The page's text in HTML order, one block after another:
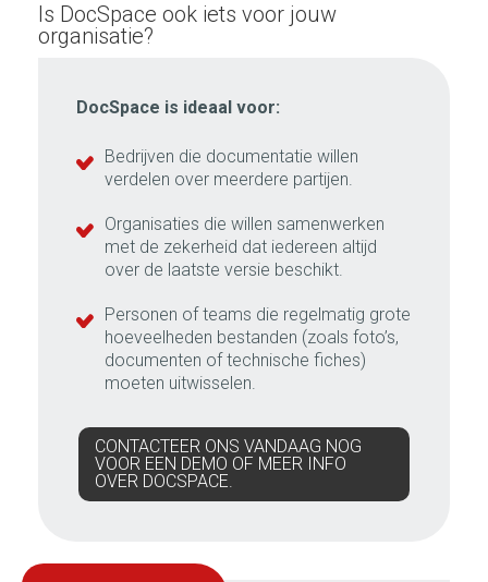
Is DocSpace ook iets voor jouw
organisatie?
DocSpace is ideaal voor:
Bedrijven die documentatie willen
verdelen over meerdere partijen.
Organisaties die willen samenwerken
met de zekerheid dat iedereen altijd
over de laatste versie beschikt.
Personen of teams die regelmatig grote
hoeveelheden bestanden (zoals foto’s,
documenten of technische fiches)
moeten uitwisselen.
CONTACTEER ONS VANDAAG NOG
VOOR EEN DEMO OF MEER INFO
OVER DOCSPACE.